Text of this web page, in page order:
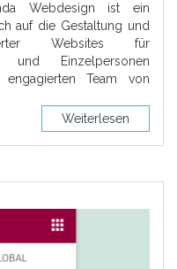
Webdesign ist ein
auf die Gestaltung und
Websites für
und Einzelpersonen
Team von
Weiterlesen